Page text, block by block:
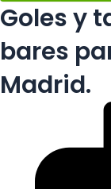
Goles y
bares
Madrid.